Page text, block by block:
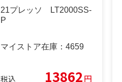
21プレッソ LT2000SS-
P
マイストア在庫： 4659
税込 13862円